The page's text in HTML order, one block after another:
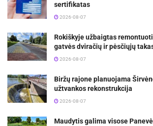
sertifikatas
2026-08-07
Rokiškyje užbaigtas
gatvės dviračių ir pėsčiųjų
2026-08-07
Biržų rajone planuojama
užtvankos rekonstrukcija
2026-08-07
Maudytis galima visose